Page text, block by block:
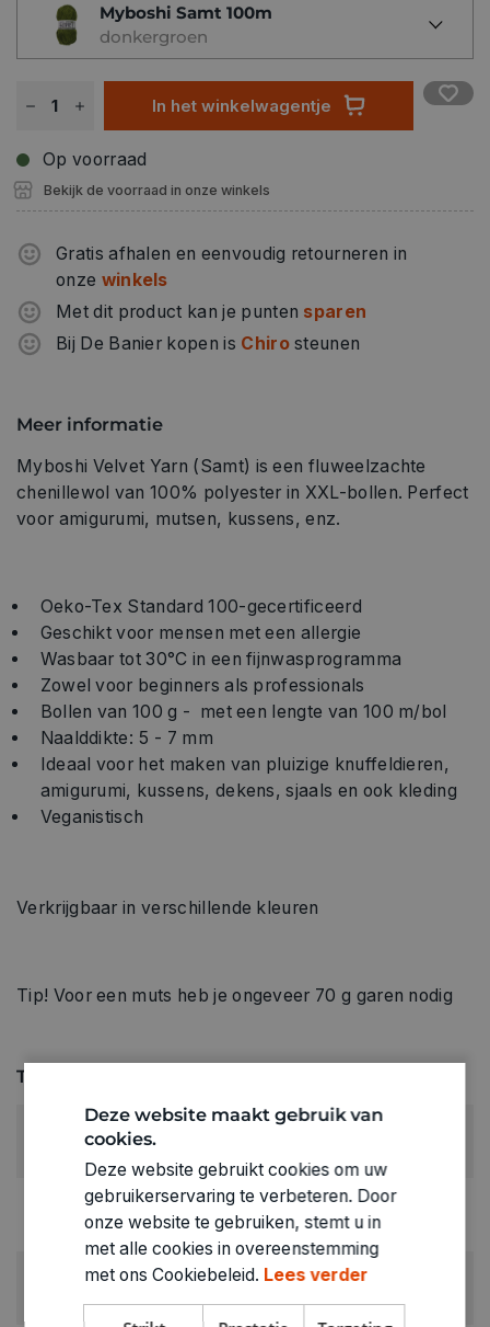
Myboshi Samt 100m
donkergroen
In het winkelwagentje
Op voorraad
Bekijk de voorraad in onze winkels
Gratis afhalen en eenvoudig retourneren in
onze winkels
Met dit product kan je punten sparen
Bij De Banier kopen is Chirosteunen
Meer informatie
Myboshi Velvet Yarn (Samt) is een fluweelzachte
chenillewol van 100% polyester in XXL-bollen. Perfect
voor amigurumi, mutsen, kussens, enz.
Oeko-Tex Standard 100-gecertificeerd
Geschikt voor mensen met een allergie
Wasbaar tot 30°C in een fijnwasprogramma
Zowel voor beginners als professionals
Bollen van 100 g - met een lengte van 100 m/bol
Naalddikte: 5 - 7 mm
Ideaal voor het maken van pluizige knuffeldieren,
amigurumi, kussens, dekens, sjaals en ook kleding
Veganistisch
Verkrijgbaar in verschillende kleuren
Tip! Voor een muts heb je ongeveer 70 g garen nodig
Technische specificaties
LEVERANCIERSKLEUR:
donkergroen
RUBRIEK:
Deze website maakt gebruik van
cookies.
Deze website gebruikt cookies om uw
gebruikerservaring te verbeteren. Door
onze website te gebruiken, stemt u in
met alle cookies in overeenstemming
met ons Cookiebeleid. Lees verder